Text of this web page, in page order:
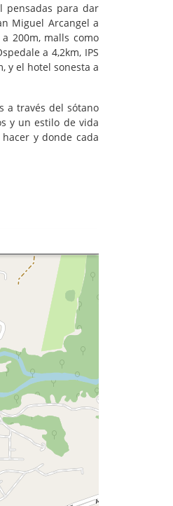
pensadas para dar
Miguel Arcangel a
200m, malls como
a 4,2km, IPS
y el hotel sonesta a
a través del sótano
y un estilo de vida
y donde cada